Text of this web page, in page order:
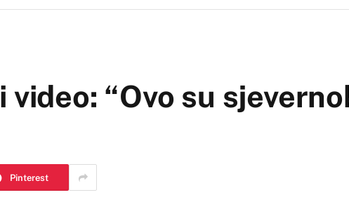
“Ovo su
Pinterest